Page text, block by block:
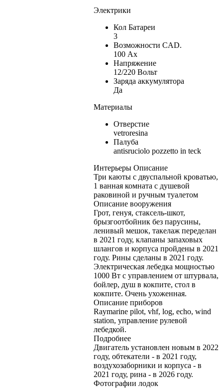
Электрики
Кол Батареи
3
Возможности CAD.
100 Ах
Напряжение
12/220 Вольт
Заряда аккумулятора
Да
Материалы
Отверстие
vetroresina
Палуба
antisruciolo pozzetto in teck
Интерьеры Описание
Три каюты с двуспальной кроватью,
1 ванная комната с душевой
раковиной и ручным туалетом
Описание вооружения
Грот, генуя, стаксель-шкот,
брызгоотбойник без парусины,
ленивый мешок, такелаж переделан
в 2021 году, клапаны запаховых
шлангов и корпуса пройдены в 2021
году. Рины сделаны в 2021 году.
Электрическая лебедка мощностью
1000 Вт с управлением от штурвала,
бойлер, душ в кокпите, стол в
кокпите. Очень ухоженная.
Описание приборов
Raymarine pilot, vhf, log, echo, wind
station, управление рулевой
лебедкой.
Подробнее
Двигатель установлен новым в 2022
году, обтекатели - в 2021 году,
воздухозаборники и корпуса - в
2021 году, рина - в 2026 году.
Фотографии лодок